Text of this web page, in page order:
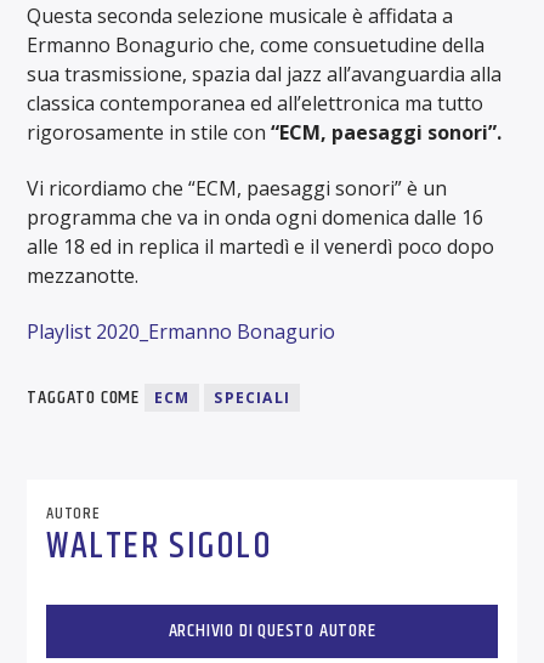
Questa seconda selezione musicale è affidata a
Ermanno Bonagurio che, come consuetudine della
sua trasmissione, spazia dal jazz all’avanguardia alla
classica contemporanea ed all’elettronica ma tutto
rigorosamente in stile con“ECM, paesaggi sonori”.
Vi ricordiamo che “ECM, paesaggi sonori” è un
programma che va in onda ogni domenica dalle 16
alle 18 ed in replica il martedì e il venerdì poco dopo
mezzanotte.
Playlist 2020_Ermanno Bonagurio
TAGGATO COME ECM SPECIALI
AUTORE
WALTER SIGOLO
ARCHIVIO DI QUESTO AUTORE